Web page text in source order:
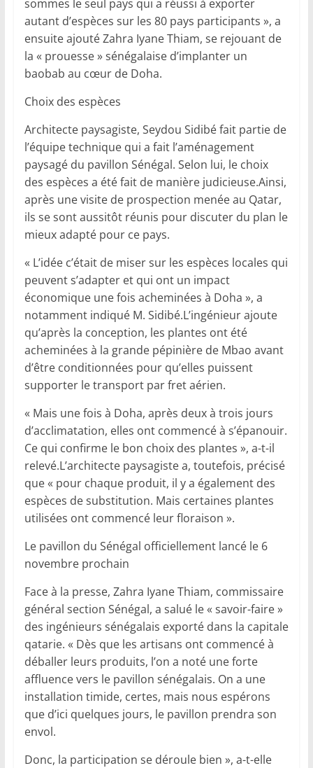
sommes le seul pays qui a réussi à exporter
autant d’espèces sur les 80 pays participants », a
ensuite ajouté Zahra Iyane Thiam, se rejouant de
la « prouesse » sénégalaise d’implanter un
baobab au cœur de Doha.
Choix des espèces
Architecte paysagiste, Seydou Sidibé fait partie de
l’équipe technique qui a fait l’aménagement
paysagé du pavillon Sénégal. Selon lui, le choix
des espèces a été fait de manière judicieuse.Ainsi,
après une visite de prospection menée au Qatar,
ils se sont aussitôt réunis pour discuter du plan le
mieux adapté pour ce pays.
« L’idée c’était de miser sur les espèces locales qui
peuvent s’adapter et qui ont un impact
économique une fois acheminées à Doha », a
notamment indiqué M. Sidibé.L’ingénieur ajoute
qu’après la conception, les plantes ont été
acheminées à la grande pépinière de Mbao avant
d’être conditionnées pour qu’elles puissent
supporter le transport par fret aérien.
« Mais une fois à Doha, après deux à trois jours
d’acclimatation, elles ont commencé à s’épanouir.
Ce qui confirme le bon choix des plantes », a-t-il
relevé.L’architecte paysagiste a, toutefois, précisé
que « pour chaque produit, il y a également des
espèces de substitution. Mais certaines plantes
utilisées ont commencé leur floraison ».
Le pavillon du Sénégal officiellement lancé le 6
novembre prochain
Face à la presse, Zahra Iyane Thiam, commissaire
général section Sénégal, a salué le « savoir-faire »
des ingénieurs sénégalais exporté dans la capitale
qatarie. « Dès que les artisans ont commencé à
déballer leurs produits, l’on a noté une forte
affluence vers le pavillon sénégalais. On a une
installation timide, certes, mais nous espérons
que d’ici quelques jours, le pavillon prendra son
envol.
Donc, la participation se déroule bien », a-t-elle